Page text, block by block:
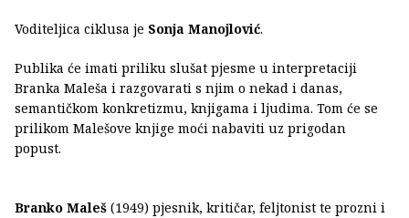
Voditeljica ciklusa je Sonja Manojlović.
Publika će imati priliku slušat pjesme u interpretaciji
Branka Maleša i razgovarati s njim o nekad i danas,
semantičkom konkretizmu, knjigama i ljudima. Tom će se
prilikom Malešove knjige moći nabaviti uz prigodan
popust.
Branko Maleš (1949) pjesnik, kritičar, feljtonist te prozni i